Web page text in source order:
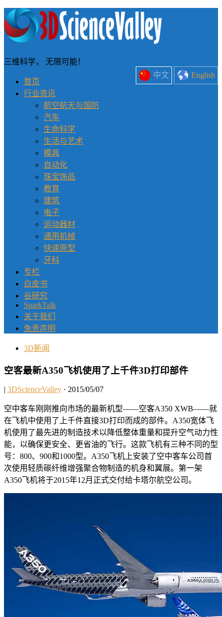
中文 English
三维科学， 无限可能！
首页
行业资讯
航空航天与国防
汽车
生命科学
生活与艺术
模具
自动化
珠宝饰品
教育
建筑
电子
运动器材
通用机械
快速原型
牙科
专栏
白皮书
谷研究
SparkTalk
关于我们
免责声明
3D新闻
空客最新A350飞机使用了上千件3D打印部件
| 3DScienceValley · 2015/05/07
空中客车刚刚推向市场的最新机型——空客A350 XWB——就
在飞机中使用了上千件直接3D打印而成的部件。A350宽体飞
机使用了最先进的制造技术以降低整体重量和提升空气动力性
能，以确保更安全、更省油的飞行。这款飞机有三种不同的型
号：800、900和1000型。A350飞机上安装了空中客车公司首
次使用轻质碳纤维增强聚合物制造的机身和翼展。第一架
A350飞机将于2015年12月正式交付给卡塔尔航空公司。